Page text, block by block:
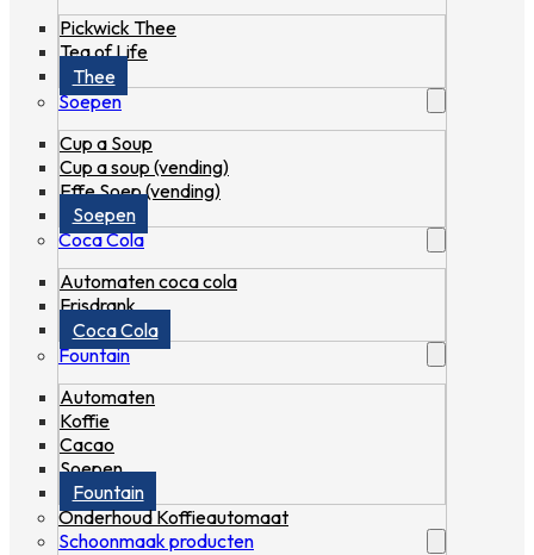
Pickwick Thee
Tea of Life
Thee
Soepen
Cup a Soup
Cup a soup (vending)
Effe Soep (vending)
Soepen
Coca Cola
Automaten coca cola
Frisdrank
Coca Cola
Fountain
Automaten
Koffie
Cacao
Soepen
Fountain
Onderhoud Koffieautomaat
Schoonmaak producten